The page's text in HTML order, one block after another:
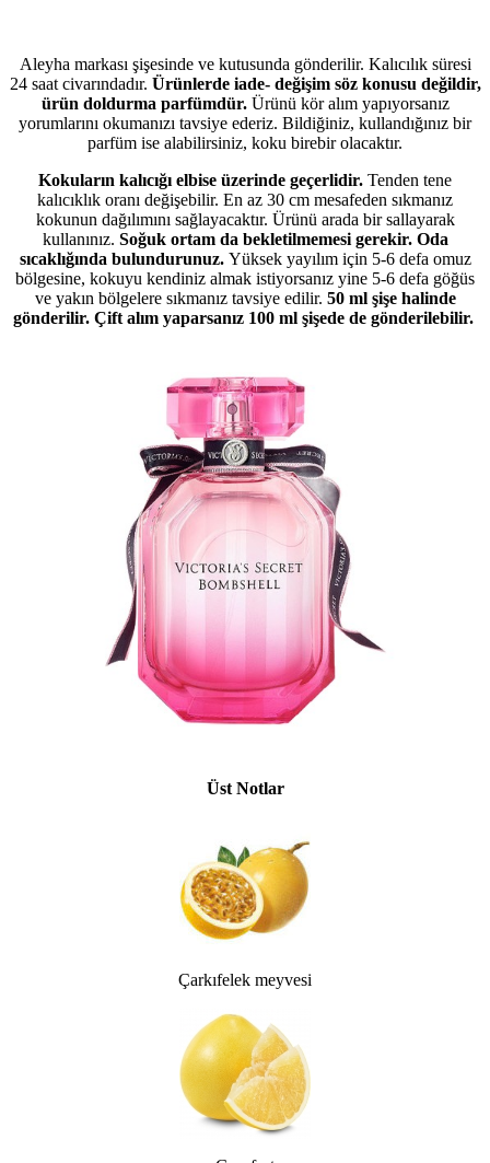
Aleyha markası şişesinde ve kutusunda gönderilir. Kalıcılık süresi
24 saat civarındadır. Ürünlerde iade- değişim söz konusu değildir,
ürün doldurma parfümdür.Ürünü kör alım yapıyorsanız
yorumlarını okumanızı tavsiye ederiz. Bildiğiniz, kullandığınız bir
parfüm ise alabilirsiniz, koku birebir olacaktır.
Kokuların kalıcığı elbise üzerinde geçerlidir. Tenden tene
kalıcıklık oranı değişebilir. En az 30 cm mesafeden sıkmanız
kokunun dağılımını sağlayacaktır. Ürünü arada bir sallayarak
kullanınız. Soğuk ortam da bekletilmemesi gerekir. Oda
sıcaklığında bulundurunuz. Yüksek yayılım için 5-6 defa omuz
bölgesine, kokuyu kendiniz almak istiyorsanız yine 5-6 defa göğüs
ve yakın bölgelere sıkmanız tavsiye edilir. 50 ml şişe halinde
gönderilir. Çift alım yaparsanız 100 ml şişede de gönderilebilir.
Üst Notlar
Çarkıfelek meyvesi